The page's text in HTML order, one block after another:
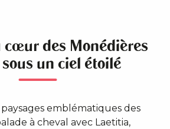
cœur des Monédières
un ciel étoilé
paysages emblématiques des
à cheval avec Laetitia,